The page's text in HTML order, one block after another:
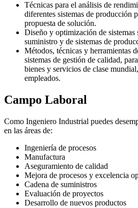
Técnicas para el análisis de
diferentes sistemas de producción
propuesta de solución.
Diseño y optimización de sistemas
suministro y de sistemas de
Métodos, técnicas y herramientas
sistemas de gestión de calidad,
bienes y servicios de clase
empleados.
Campo Laboral
Como Ingeniero Industrial puedes
en las áreas de:
Ingeniería de procesos
Manufactura
Aseguramiento de calidad
Mejora de procesos y excelencia
Cadena de suministros
Evaluación de proyectos
Desarrollo de nuevos productos